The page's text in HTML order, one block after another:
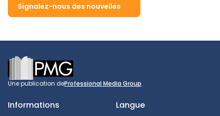
Signalez-nous des nouvelles
Footer
Une publication deProfessional Media Group
Informations Langue